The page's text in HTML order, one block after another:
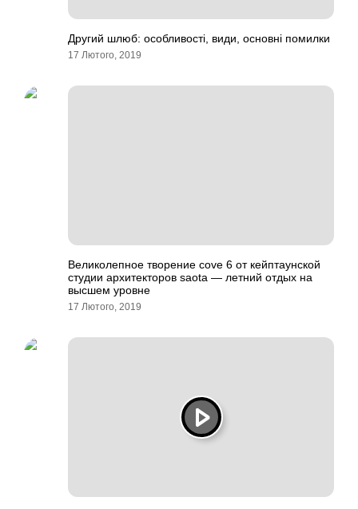
Другий шлюб: особливості, види, основні помилки
17 Лютого, 2019
Великолепное творение cove 6 от кейптаунской
студии архитекторов saota — летний отдых на
высшем уровне
17 Лютого, 2019